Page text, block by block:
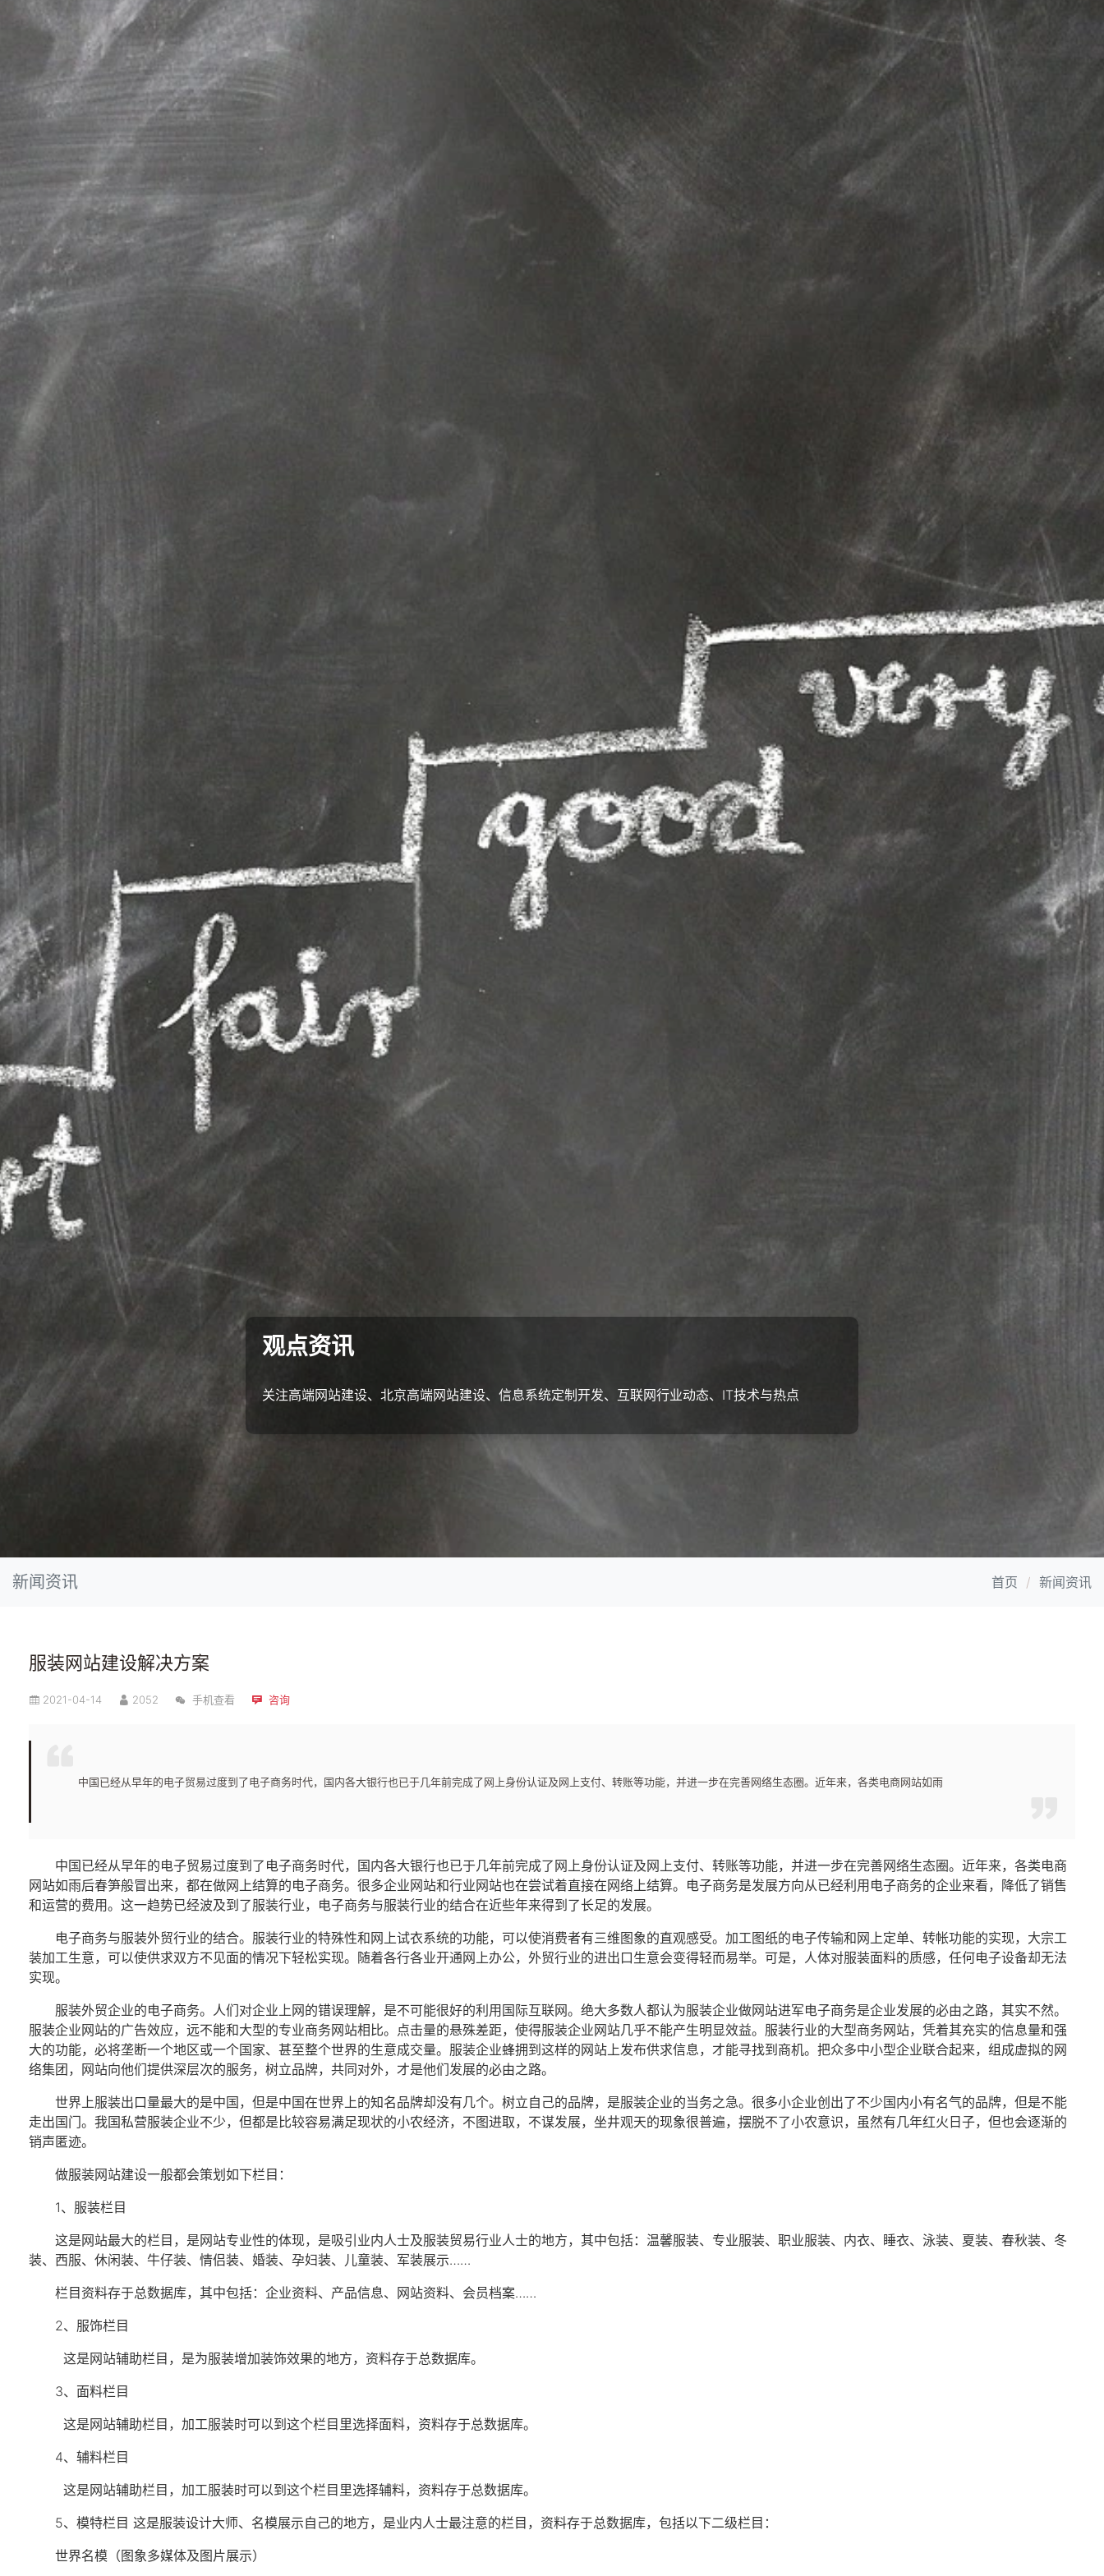
观点资讯
关注高端网站建设、北京高端网站建设、信息系统定制开发、互联网行业动态、IT技术与热点
新闻资讯 首页 新闻资讯
服装网站建设解决方案
2021-04-14 2052 手机查看 咨询
中国已经从早年的电子贸易过度到了电子商务时代，国内各大银行也已于几年前完成了网上身份认证及网上支付、转账等功能，并进一步在完善网络生态圈。近年来，各类电商网站如雨
中国已经从早年的电子贸易过度到了 电子商务时代，国内各大银行也已于几年前完成了网上身份认证及网上支付、转账等功能，并进一步在完善网络生态圈。近年来，各类电商
网站如雨后春笋般冒出来，都在做网上结算的电子商务。很多企业网站和行业网站也在尝试着直接在网络上结算。 电子商务是发展方向从已经利用 电子商务的企业来看，降低了销售
和运营的费用。这一趋势已经波及到了服装行业， 电子商务与服装行业的结合在近些年来得到了长足的发展。
电子商务与服装外贸行业的结合。 服装行业的特殊性和网上试衣系统的功能，可以使消费者有三维图象的直观感受。加工图纸的电子传输和网上定单、转帐功能的实现，大宗工
装加工生意，可以使供求双方不见面的情况下轻松实现。随着各行各业开通网上办公，外贸行业的进出口生意会变得轻而易举。可是，人体对服装面料的质感，任何电子设备却无法
实现。
服装外贸企业的电子商务。人们对企业上网的错误理解，是不可能很好的利用国际互联网。绝大多数人都认为服装企业做网站进军电子商务是企业发展的必由之路，其实不然。
服装企业网站的广告效应，远不能和大型的专业商务网站相比。点击量的悬殊差距，使得服装企业网站几乎不能产生明显效益。 服装行业的大型商务网站，凭着其充实的信息量和强
大的功能，必将垄断一个地区或一个国家、甚至整个世界的生意成交量。服装企业蜂拥到这样的网站上发布供求信息，才能寻找到商机。把众多中小型企业联合起来，组成虚拟的网
络集团，网站向他们提供深层次的服务，树立品牌，共同对外，才是他们发展的必由之路。
世界上服装出口量最大的是中国，但是中国在世界上的知名品牌却没有几个。树立自己的品牌，是服装企业的当务之急。很多小企业创出了不少国内小有名气的品牌，但是不能
走出国门。我国私营服装企业不少，但都是比较容易满足现状的小农经济，不图进取，不谋发展，坐井观天的现象很普遍，摆脱不了小农意识，虽然有几年红火日子，但也会逐渐的
销声匿迹。
做服装网站建设一般都会策划如下栏目：
1、服装栏目
这是网站最大的栏目，是网站专业性的体现，是吸引业内人士及服装贸易行业人士的地方，其中包括：温馨服装、专业服装、职业服装、内衣、睡衣、泳装、夏装、春秋装、冬
装、西服、休闲装、牛仔装、情侣装、婚装、孕妇装、儿童装、军装展示……
栏目资料存于总数据库，其中包括：企业资料、产品信息、网站资料、会员档案……
2、服饰栏目
这是网站辅助栏目，是为服装增加装饰效果的地方，资料存于总数据库。
3、面料栏目
这是网站辅助栏目，加工服装时可以到这个栏目里选择面料，资料存于总数据库。
4、辅料栏目
这是网站辅助栏目，加工服装时可以到这个栏目里选择辅料，资料存于总数据库。
5、模特栏目 这是服装设计大师、名模展示自己的地方，是业内人士最注意的栏目，资料存于总数据库，包括以下二级栏目：
世界名模（图象多媒体及图片展示）